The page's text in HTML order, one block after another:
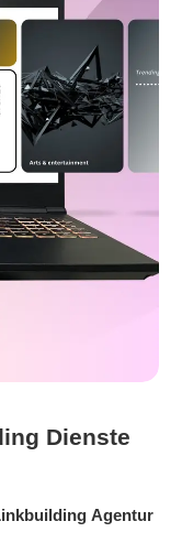
Dienste
Agentur